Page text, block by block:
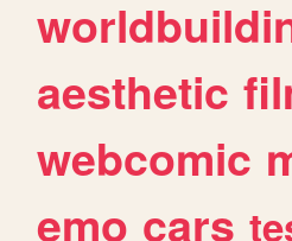
aesthetic
webcomic
emo cars